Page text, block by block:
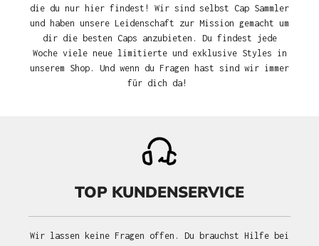
die du nur hier findest! Wir sind selbst Cap Sammler
und haben unsere Leidenschaft zur Mission gemacht um
dir die besten Caps anzubieten. Du findest jede
Woche viele neue limitierte und exklusive Styles in
unserem Shop. Und wenn du Fragen hast sind wir immer
für dich da!
TOP KUNDENSERVICE
Wir lassen keine Fragen offen. Du brauchst Hilfe bei